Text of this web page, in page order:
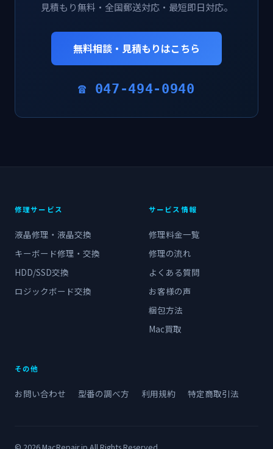
見積もり無料・全国郵送対応・最短即日対応。
無料相談・見積もりはこちら
☎ 047-494-0940
修理サービス
液晶修理・液晶交換
キーボード修理・交換
HDD/SSD交換
ロジックボード交換
サービス情報
修理料金一覧
修理の流れ
よくある質問
お客様の声
梱包方法
Mac買取
その他
お問い合わせ 型番の調べ方 利用規約 特定商取引法